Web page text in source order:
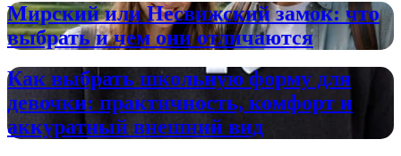
Мирский или Несвижский замок: что
выбрать и чем они отличаются
Как выбрать школьную форму для
девочки: практичность, комфорт и
аккуратный внешний вид